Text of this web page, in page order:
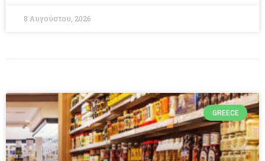
8 Αυγούστου, 2026
GREECE